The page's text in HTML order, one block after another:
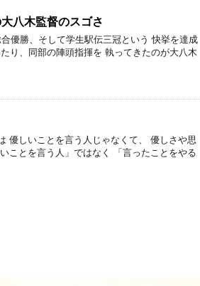
八木監督のスゴさ
優勝、そして学生駅伝三冠という 快挙を達成
り、同部の陣頭指揮を 執ってきたのが大八木
優しいことを言う人じゃなくて、 優しさや思
ことを言う人」ではなく 「言ったことをやる